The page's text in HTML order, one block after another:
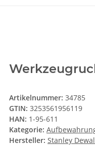
Artikelnummer: 34785
GTIN: 3253561956119
HAN: 1-95-611
Kategorie:
Hersteller: Stanley